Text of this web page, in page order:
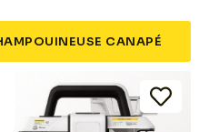
CANAPÉ